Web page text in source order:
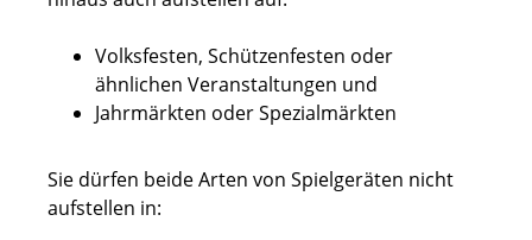
Volksfesten, Schützenfesten oder
ähnlichen Veranstaltungen und
Jahrmärkten oder Spezialmärkten
Sie dürfen beide Arten von Spielgeräten nicht
aufstellen in: